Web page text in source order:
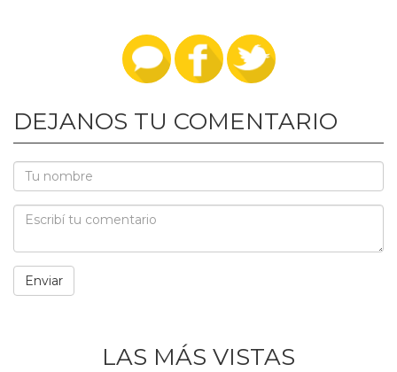
DEJANOS TU COMENTARIO
LAS MÁS VISTAS